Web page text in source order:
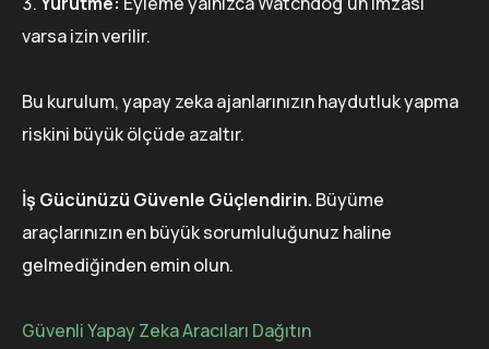
varsa izin verilir.
Bu kurulum, yapay zeka ajanlarınızın haydutluk yapma
riskini büyük ölçüde azaltır.
İş Gücünüzü Güvenle Güçlendirin. Büyüme
araçlarınızın en büyük sorumluluğunuz haline
gelmediğinden emin olun.
Güvenli Yapay Zeka Aracıları Dağıtın